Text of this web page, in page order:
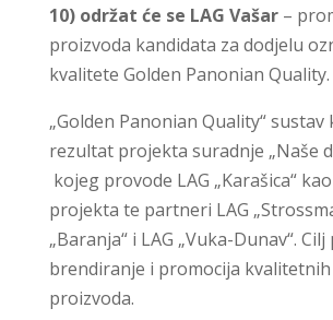
10) održat će se LAG Vašar –
proizvoda kandidata za dodjelu
kvalitete Golden Panonian Quality.
„Golden Panonian Quality“ sustav
rezultat projekta suradnje „Naše
kojeg provode LAG „Karašica“
projekta te partneri LAG
„Baranja“ i LAG „Vuka-Dunav“.
brendiranje i promocija
proizvoda.